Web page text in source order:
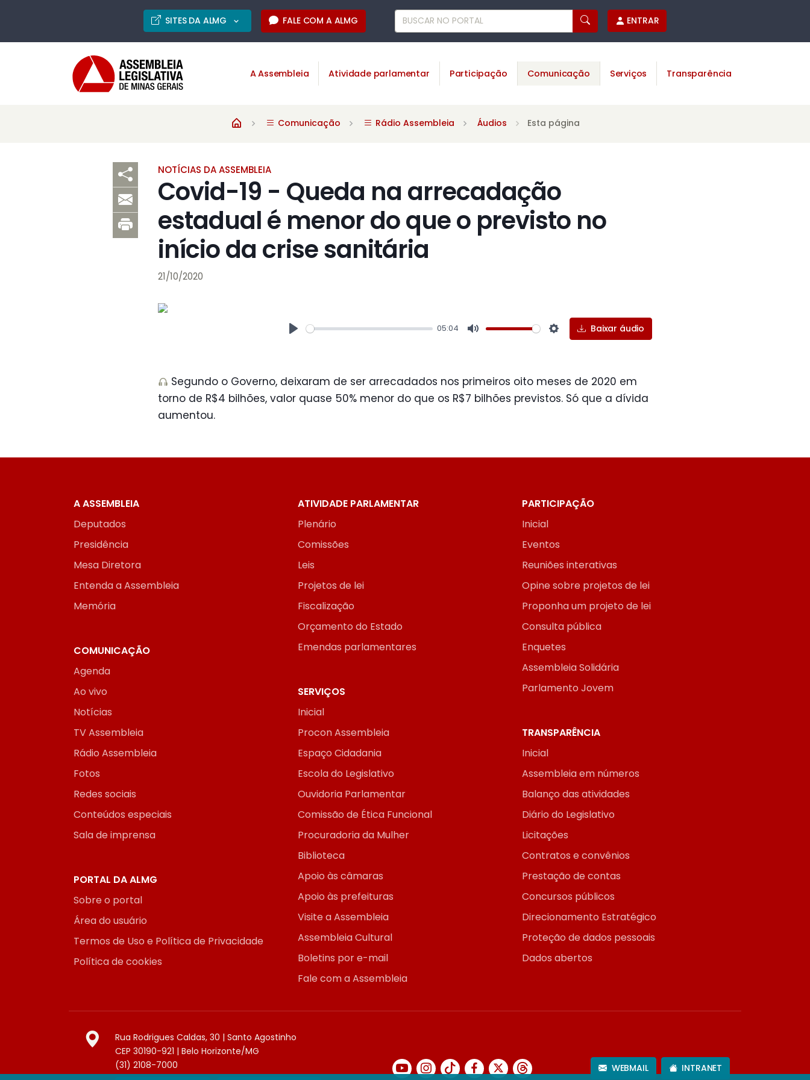
SITES DA ALMG FALE COM A ALMG ENTRAR
A Assembleia Atividade parlamentar Participação Comunicação Serviços Transparência
Comunicação Rádio Assembleia Áudios Esta página
NOTÍCIAS DA ASSEMBLEIA
Covid-19 - Queda na arrecadação
estadual é menor do que o previsto no
início da crise sanitária
21/10/2020
05:04
Settings
Baixar áudio
Segundo o Governo, deixaram de ser arrecadados nos primeiros oito meses de 2020 em
torno de R$4 bilhões, valor quase 50% menor do que os R$7 bilhões previstos. Só que a dívida
aumentou.
A ASSEMBLEIA
Deputados
Presidência
Mesa Diretora
Entenda a Assembleia
Memória
ATIVIDADE PARLAMENTAR
Plenário
Comissões
Leis
Projetos de lei
Fiscalização
Orçamento do Estado
Emendas parlamentares
PARTICIPAÇÃO
Inicial
Eventos
Reuniões interativas
Opine sobre projetos de lei
Proponha um projeto de lei
Consulta pública
Enquetes
Assembleia Solidária
Parlamento Jovem
COMUNICAÇÃO
Agenda
Ao vivo
Notícias
TV Assembleia
Rádio Assembleia
Fotos
Redes sociais
Conteúdos especiais
Sala de imprensa
SERVIÇOS
Inicial
Procon Assembleia
Espaço Cidadania
Escola do Legislativo
Ouvidoria Parlamentar
Comissão de Ética Funcional
Procuradoria da Mulher
Biblioteca
Apoio às câmaras
Apoio às prefeituras
Visite a Assembleia
Assembleia Cultural
Boletins por e-mail
Fale com a Assembleia
TRANSPARÊNCIA
Inicial
Assembleia em números
Balanço das atividades
Diário do Legislativo
Licitações
Contratos e convênios
Prestação de contas
Concursos públicos
Direcionamento Estratégico
Proteção de dados pessoais
Dados abertos
PORTAL DA ALMG
Sobre o portal
Área do usuário
Termos de Uso e Política de Privacidade
Política de cookies
Rua Rodrigues Caldas, 30 | Santo Agostinho
CEP 30190-921 | Belo Horizonte/MG
(31) 2108-7000
WEBMAIL INTRANET